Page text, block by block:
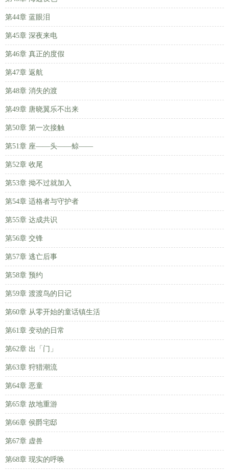
第44章 蓝眼泪
第45章 深夜来电
第46章 真正的度假
第47章 返航
第48章 消失的渡
第49章 唐晓翼乐不出来
第50章 第一次接触
第51章 座——头——鲸——
第52章 收尾
第53章 拗不过就加入
第54章 适格者与守护者
第55章 达成共识
第56章 交锋
第57章 逃亡后事
第58章 预约
第59章 渡渡鸟的日记
第60章 从零开始的童话镇生活
第61章 变动的日常
第62章 出「门」
第63章 狩猎潮流
第64章 恶童
第65章 故地重游
第66章 侯爵宅邸
第67章 虚兽
第68章 现实的呼唤